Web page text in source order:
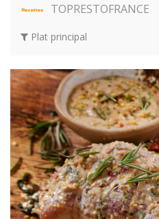
TOPRESTOFRANCE
Plat principal